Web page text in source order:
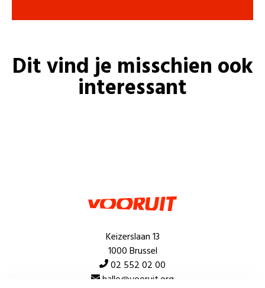
Dit vind je misschien ook
interessant
Keizerslaan 13
1000 Brussel
02 552 02 00
hallo@vooruit.org